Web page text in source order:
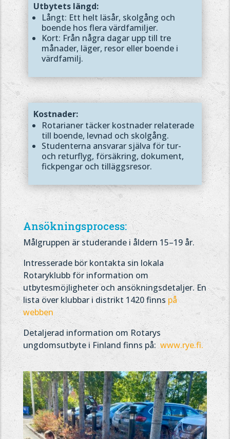
Utbytets längd:
Långt: Ett helt läsår, skolgång och
boende hos flera värdfamiljer.
Kort: Från några dagar upp till tre
månader, läger, resor eller boende i
värdfamilj.
Kostnader:
Rotarianer täcker kostnader relaterade
till boende, levnad och skolgång.
Studenterna ansvarar själva för tur-
och returflyg, försäkring, dokument,
fickpengar och tilläggsresor.
Ansökningsprocess:
Målgruppen är studerande i åldern 15–19 år.
Intresserade bör kontakta sin lokala
Rotaryklubb för information om
utbytesmöjligheter och ansökningsdetaljer. En
lista över klubbar i distrikt 1420 finns på
webben
Detaljerad information om Rotarys
ungdomsutbyte i Finland finns på: www.rye.fi.